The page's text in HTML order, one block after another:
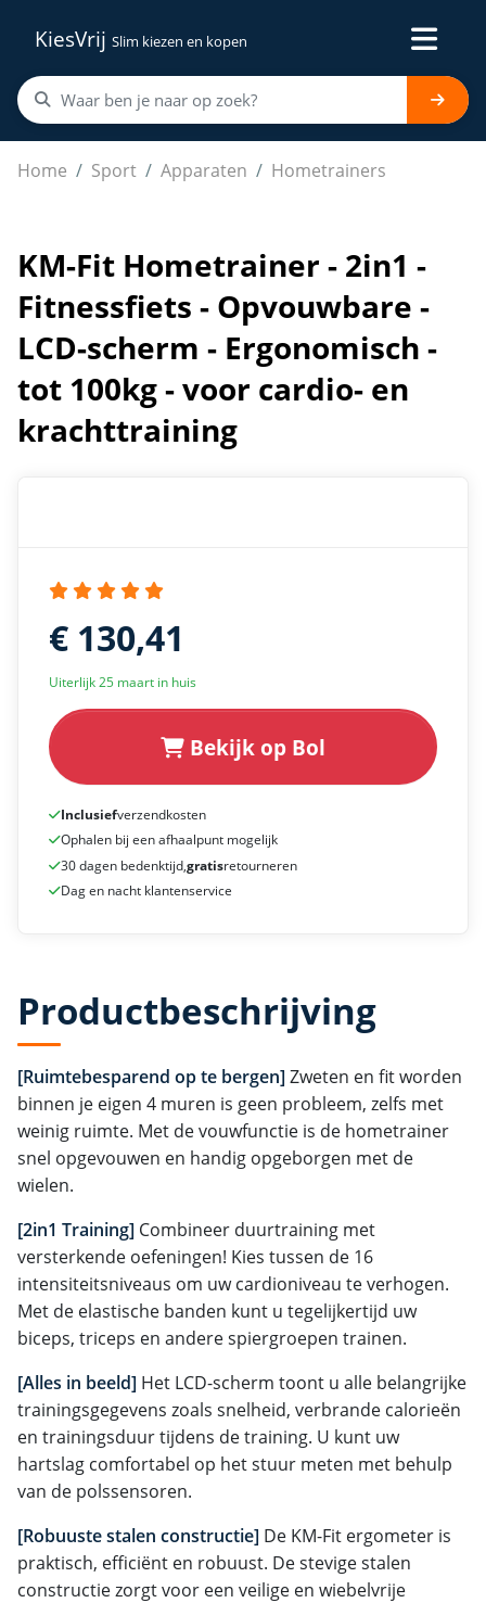
KiesVrij Slim kiezen en kopen
Home Sport Apparaten Hometrainers
KM-Fit Hometrainer - 2in1 - Fitnessfiets - Opvouwbare
KM-Fit Hometrainer - 2in1 -
Fitnessfiets - Opvouwbare -
LCD-scherm - Ergonomisch -
tot 100kg - voor cardio- en
krachttraining
€ 130,41
Uiterlijk 25 maart in huis
Bekijk op Bol
Inclusiefverzendkosten
Ophalen bij een afhaalpunt mogelijk
30 dagen bedenktijd,gratisretourneren
Dag en nacht klantenservice
Productbeschrijving
[Ruimtebesparend op te bergen] Zweten en fit worden
binnen je eigen 4 muren is geen probleem, zelfs met
weinig ruimte. Met de vouwfunctie is de hometrainer
snel opgevouwen en handig opgeborgen met de
wielen.
[2in1 Training] Combineer duurtraining met
versterkende oefeningen! Kies tussen de 16
intensiteitsniveaus om uw cardioniveau te verhogen.
Met de elastische banden kunt u tegelijkertijd uw
biceps, triceps en andere spiergroepen trainen.
[Alles in beeld] Het LCD-scherm toont u alle belangrijke
trainingsgegevens zoals snelheid, verbrande calorieën
en trainingsduur tijdens de training. U kunt uw
hartslag comfortabel op het stuur meten met behulp
van de polssensoren.
[Robuuste stalen constructie] De KM-Fit ergometer is
praktisch, efficiënt en robuust. De stevige stalen
constructie zorgt voor een veilige en wiebelvrije